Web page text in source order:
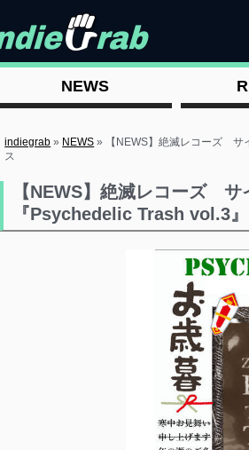
NEWS
indiegrab » NEWS »
【NEWS】絶滅レコーズ サ
ス
【NEWS】絶滅レコーズ サ
『Psychedelic Trash vol​.​3